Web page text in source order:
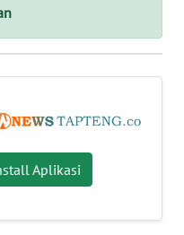
Aplikasi